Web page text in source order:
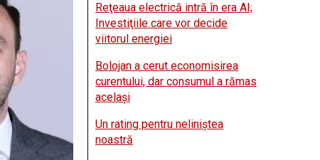
Reţeaua electrică intră în era AI;
Investiţiile care vor decide
viitorul energiei
Bolojan a cerut economisirea
curentului, dar consumul a rămas
acelaşi
Un rating pentru neliniştea
noastră